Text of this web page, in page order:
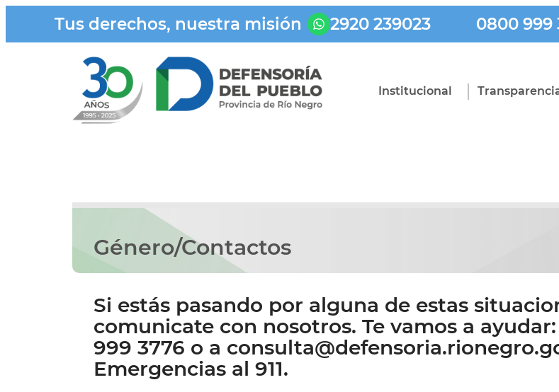
Tus derechos, nuestra misión 2920 239023 0800 999
Institucional
Género/Contactos
Si estás pasando por alguna de estas
comunicate con nosotros. Te vamos a
999 3776 o a
Emergencias al 911.